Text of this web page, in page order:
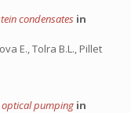
condensates in
E., Tolra B.L., Pillet
pumping in